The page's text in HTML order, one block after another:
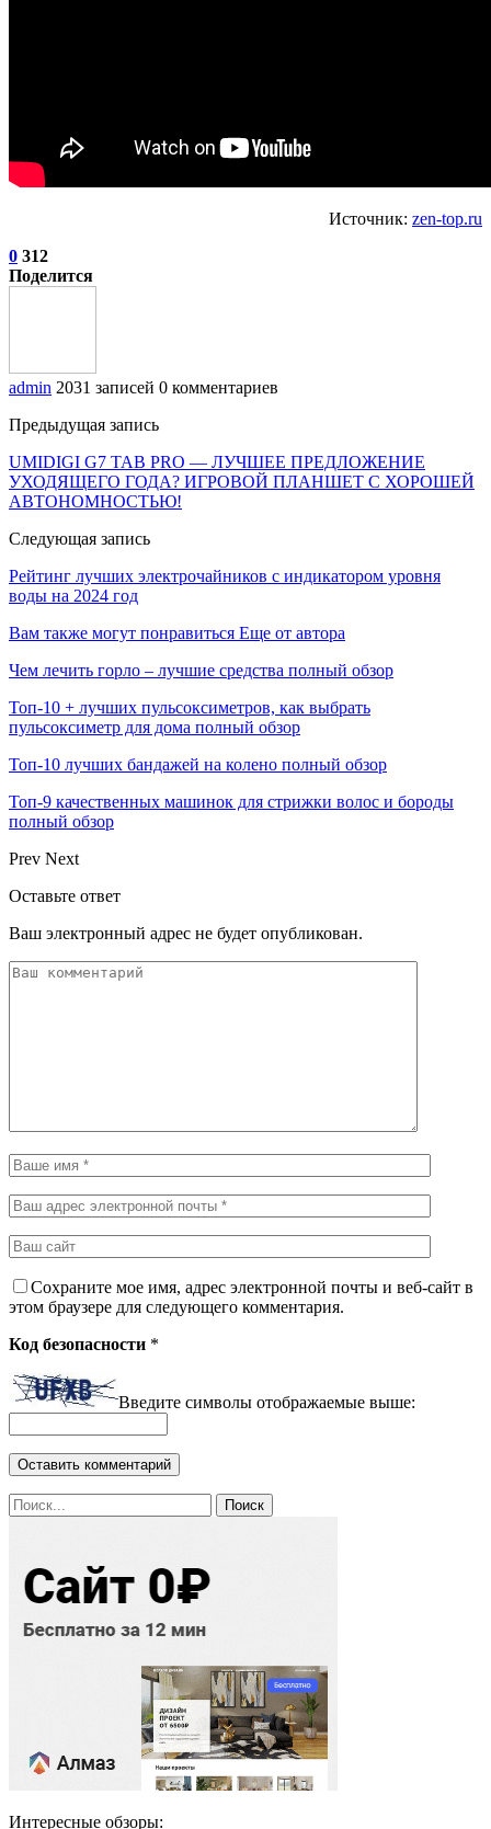
Источник: zen-top.ru
0 312
Поделится
admin 2031 записей 0 комментариев
Предыдущая запись
UMIDIGI G7 TAB PRO — ЛУЧШЕЕ ПРЕДЛОЖЕНИЕ
УХОДЯЩЕГО ГОДА? ИГРОВОЙ ПЛАНШЕТ С ХОРОШЕЙ
АВТОНОМНОСТЬЮ!
Следующая запись
Рейтинг лучших электрочайников с индикатором уровня
воды на 2024 год
Вам также могут понравиться Еще от автора
Чем лечить горло – лучшие средства полный обзор
Топ-10 + лучших пульсоксиметров, как выбрать
пульсоксиметр для дома полный обзор
Топ-10 лучших бандажей на колено полный обзор
Топ-9 качественных машинок для стрижки волос и бороды
полный обзор
Prev Next
Оставьте ответ
Ваш электронный адрес не будет опубликован.
Сохраните мое имя, адрес электронной почты и веб-сайт в
этом браузере для следующего комментария.
Код безопасности *
Введите символы отображаемые выше:
Интересные обзоры: